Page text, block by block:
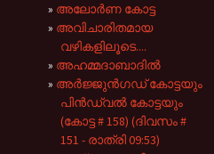
അലോർണ കോട്ട
അവിചാരിതമായ
വഴികളിലൂടെ....
അഹമ്മദാബാദിൽ
അർജ്ജുൻഗഡ് കോട്ടയും
പിൻഡ്വൽ കോട്ടയും
(കോട്ട # 158) (ദിവസം #
151 - രാത്രി 09:53)